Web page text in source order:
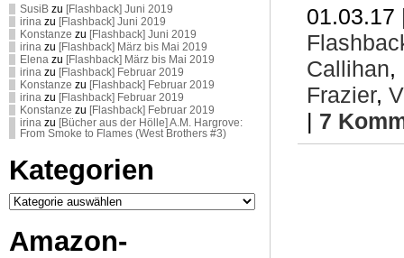
SusiB zu [Flashback] Juni 2019
irina zu [Flashback] Juni 2019
Konstanze zu [Flashback] Juni 2019
irina zu [Flashback] März bis Mai 2019
Elena zu [Flashback] März bis Mai 2019
irina zu [Flashback] Februar 2019
Konstanze zu [Flashback] Februar 2019
irina zu [Flashback] Februar 2019
Konstanze zu [Flashback] Februar 2019
irina zu [Bücher aus der Hölle] A.M. Hargrove:
From Smoke to Flames (West Brothers #3)
Kategorien
Kategorien
Amazon-
Callihan,
Frazier,
| 7